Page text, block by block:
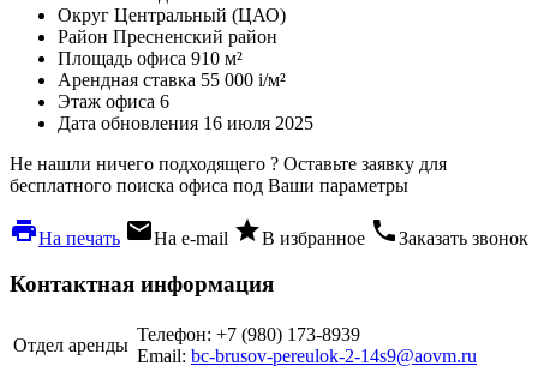
Округ Центральный (ЦАО)
Район Пресненский район
Площадь офиса 910 м²
Арендная ставка 55 000 i/м²
Этаж офиса 6
Дата обновления 16 июля 2025
Не нашли ничего подходящего ? Оставьте заявку для
бесплатного поиска офиса под Ваши параметры
local_printshopНа печать local_post_officeНа e-mail starВ избранное phoneЗаказать звонок
Контактная информация
Отдел аренды
Телефон: +7 (980) 173-8939
Email: bc-brusov-pereulok-2-14s9@aovm.ru